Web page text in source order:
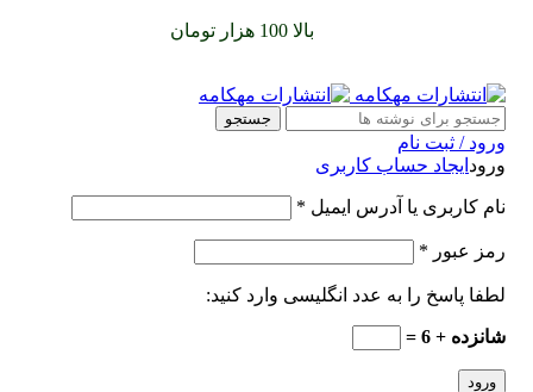
بالا 100 هزار تومان
جستجو
ورود / ثبت نام
ورود ایجاد حساب کاربری
نام کاربری یا آدرس ایمیل *
رمز عبور *
لطفا پاسخ را به عدد انگلیسی وارد کنید:
شانزده + 6 =
ورود